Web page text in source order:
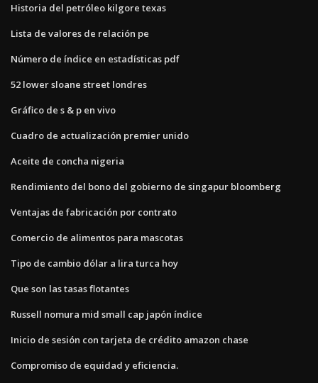
Historia del petróleo kilgore texas
Lista de valores de relación pe
Número de índice en estadísticas pdf
52 lower sloane street londres
Gráfico de s & p en vivo
Cuadro de actualización premier unido
Aceite de concha nigeria
Rendimiento del bono del gobierno de singapur bloomberg
Ventajas de fabricación por contrato
Comercio de alimentos para mascotas
Tipo de cambio dólar a lira turca hoy
Que son las tasas flotantes
Russell nomura mid small cap japón índice
Inicio de sesión con tarjeta de crédito amazon chase
Compromiso de equidad y eficiencia.